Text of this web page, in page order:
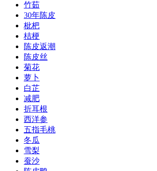
竹茹
30年陈皮
枇杷
桔梗
陈皮返潮
陈皮丝
菊花
萝卜
白芷
减肥
折耳根
西洋参
五指毛桃
冬瓜
雪梨
蚕沙